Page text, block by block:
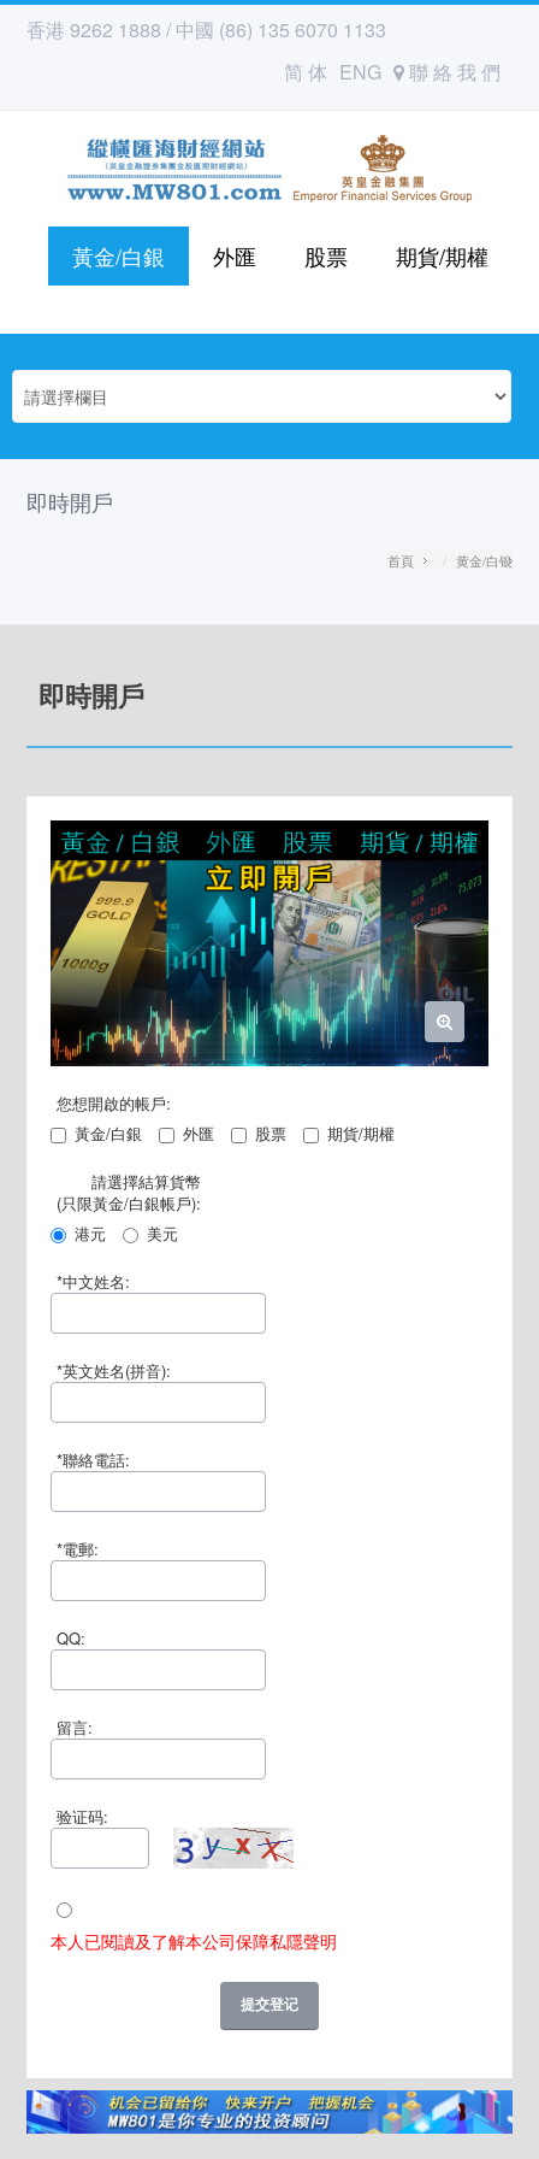
香港 9262 1888 / 中國 (86) 135 6070 1133
简 体 ENG 聯 絡 我 們
黃金/白銀 外匯 股票 期貨/期權
即時開戶
首頁 黄金/白银
即時開戶
您想開啟的帳戶:
黃金/白銀
外匯 股票 期貨/期權
請選擇結算貨幣
(只限黃金/白銀帳戶):
港元
美元
*中文姓名:
*英文姓名(拼音):
*聯絡電話:
*電郵:
QQ:
留言:
验证码:
本人已閱讀及了解本公司保障私隱聲明